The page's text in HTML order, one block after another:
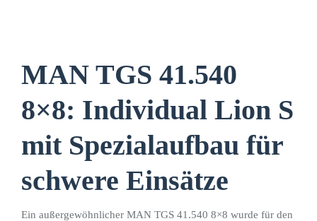
MAN TGS 41.540
8×8: Individual Lion S
mit Spezialaufbau für
schwere Einsätze
Ein außergewöhnlicher MAN TGS 41.540 8×8 wurde für den